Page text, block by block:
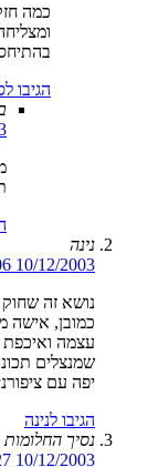
כמה
הגיבו
נינה
10/12/2003 23:06
נושא זה
כמובן,
עצמה ואיכפת
שמנצלים
יפה עם
הגיבו לנינה
נסיך החלומות
10/12/2003 23:27